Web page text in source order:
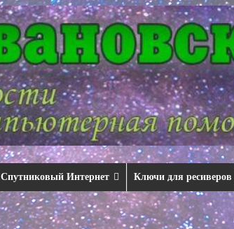
Спутниковый Интернет Ключи для ресиверов